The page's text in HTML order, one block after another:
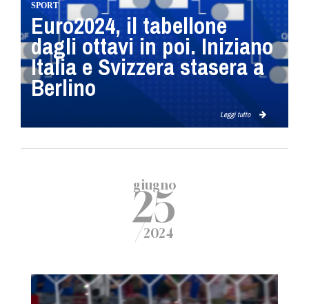
SPORT
Euro2024, il tabellone
dagli ottavi in poi. Iniziano
Italia e Svizzera stasera a
Berlino
Leggi tutto
giugno
25
/2024